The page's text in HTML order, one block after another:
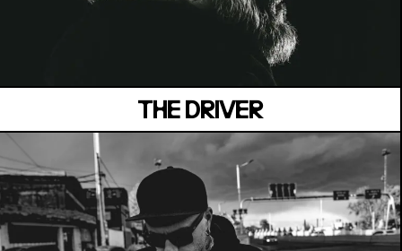
THE DRIVER
Samedi 04 juillet